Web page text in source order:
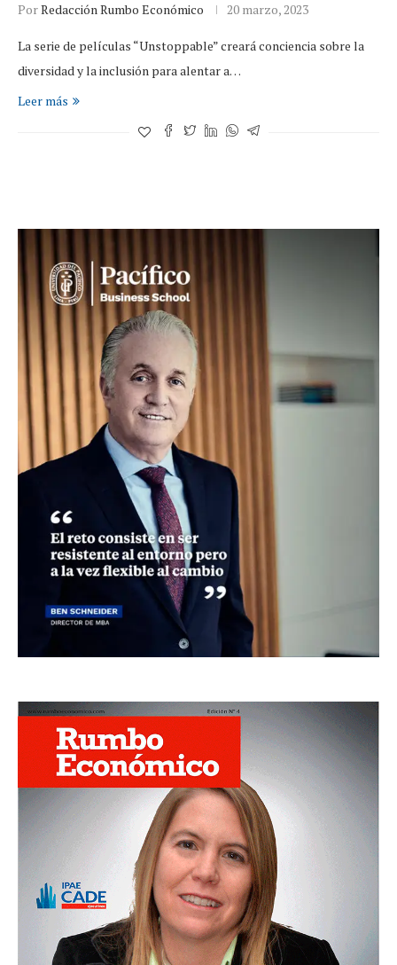
PorRedacción Rumbo Económico 20 marzo, 2023
La serie de películas “Unstoppable” creará conciencia sobre la
diversidad y la inclusión para alentar a…
Leer más